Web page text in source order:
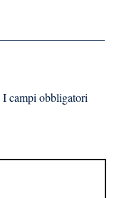
I campi obbligatori